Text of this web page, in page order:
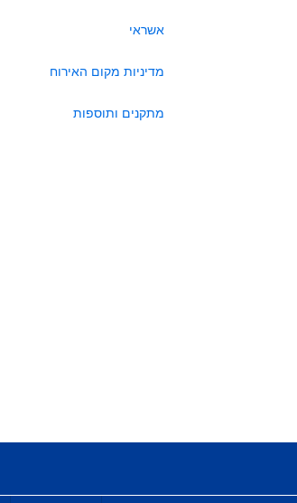
אשראי
מדיניות מקום האירוח
מתקנים ותוספות